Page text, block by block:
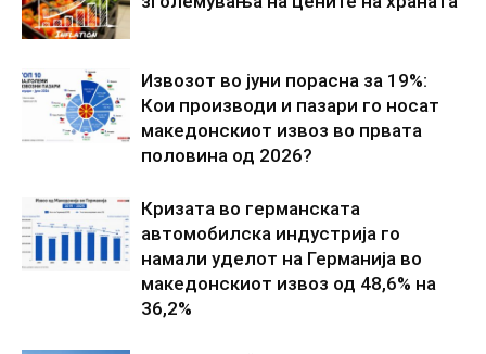
Извозот во јуни порасна за 19%:
Кои производи и пазари го носат
македонскиот извоз во првата
половина од 2026?
Кризата во германската
автомобилска индустрија го
намали уделот на Германија во
македонскиот извоз од 48,6% на
36,2%